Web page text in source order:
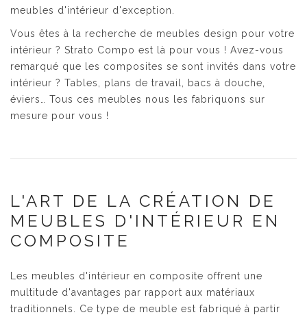
meubles d'intérieur d'exception.
Vous êtes à la recherche de meubles design pour votre
intérieur ? Strato Compo est là pour vous ! Avez-vous
remarqué que les composites se sont invités dans votre
intérieur ? Tables, plans de travail, bacs à douche,
éviers… Tous ces meubles nous les fabriquons sur
mesure pour vous !
L'ART DE LA CRÉATION DE
MEUBLES D'INTÉRIEUR EN
COMPOSITE
Les meubles d'intérieur en composite offrent une
multitude d'avantages par rapport aux matériaux
traditionnels. Ce type de meuble est fabriqué à partir